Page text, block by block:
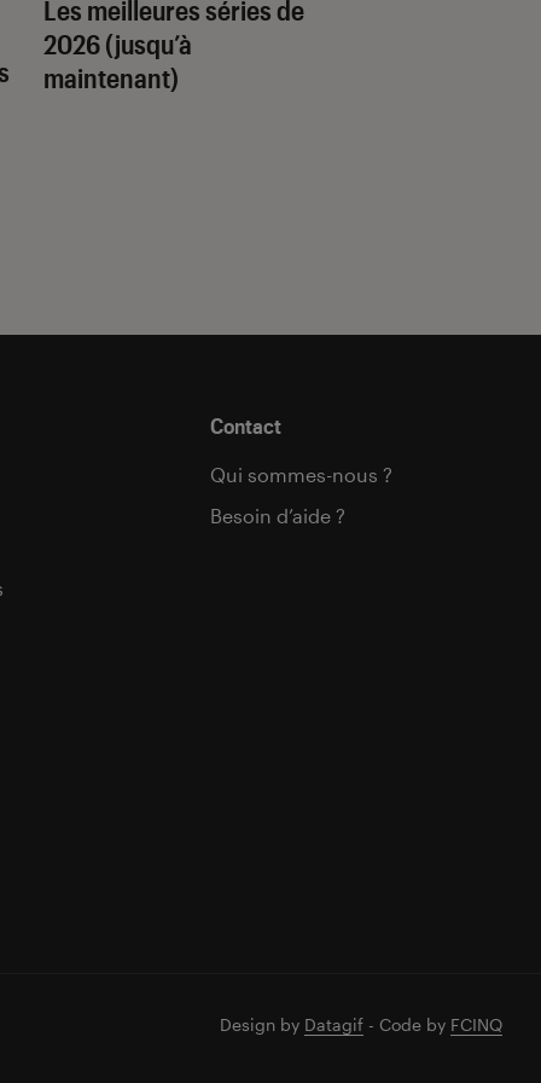
Les meilleures séries de
2026 (jusqu’à
maintenant)
Contact
Qui sommes-nous ?
Besoin d’aide ?
Design by Datagif - Code by FCINQ